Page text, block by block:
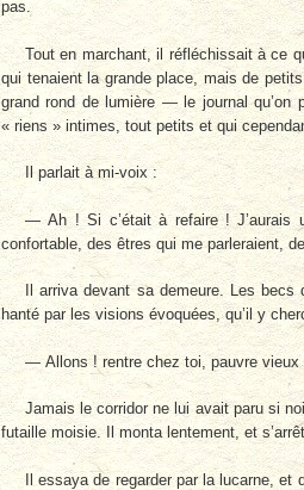
pas.
Tout en marchant, il réfléchissait à ce
qui tenaient la grande place, mais de
grand rond de lumière — le journal qu’on
« riens » intimes, tout petits et qui
Il parlait à mi-voix :
— Ah ! Si c’était à refaire ! J’aurais
confortable, des êtres qui me parleraient,
Il arriva devant sa demeure. Les
hanté par les visions évoquées, qu’il y
— Allons ! rentre chez toi, pauvre
Jamais le corridor ne lui avait paru si
futaille moisie. Il monta lentement, et
Il essaya de regarder par la lucarne, et